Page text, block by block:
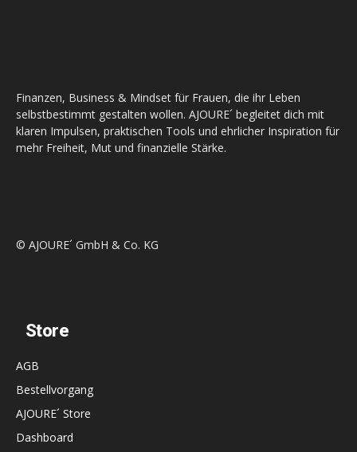
Finanzen, Business & Mindset für Frauen, die ihr Leben
selbstbestimmt gestalten wollen. AJOURE´ begleitet dich mit
klaren Impulsen, praktischen Tools und ehrlicher Inspiration für
mehr Freiheit, Mut und finanzielle Stärke.
© AJOURE´ GmbH & Co. KG
Store
AGB
Bestellvorgang
AJOURE´ Store
Dashboard